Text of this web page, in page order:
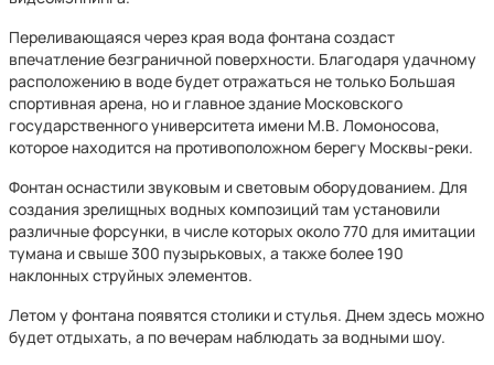
Переливающаяся через края вода фонтана создаст
впечатление безграничной поверхности. Благодаря удачному
расположению в воде будет отражаться не только Большая
спортивная арена, но и главное здание Московского
государственного университета имени М.В. Ломоносова,
которое находится на противоположном берегу Москвы-реки.
Фонтан оснастили звуковым и световым оборудованием. Для
создания зрелищных водных композиций там установили
различные форсунки, в числе которых около 770 для имитации
тумана и свыше 300 пузырьковых, а также более 190
наклонных струйных элементов.
Летом у фонтана появятся столики и стулья. Днем здесь можно
будет отдыхать, а по вечерам наблюдать за водными шоу.